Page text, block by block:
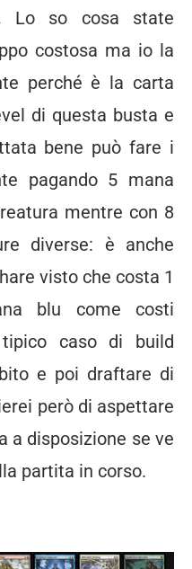
Lo so cosa state
costosa ma io la
perché è la carta
di questa busta e
bene può fare i
pagando 5 mana
mentre con 8
diverse: è anche
visto che costa 1
blu come costi
caso di build
e poi draftare di
però di aspettare
a disposizione se ve
partita in corso.